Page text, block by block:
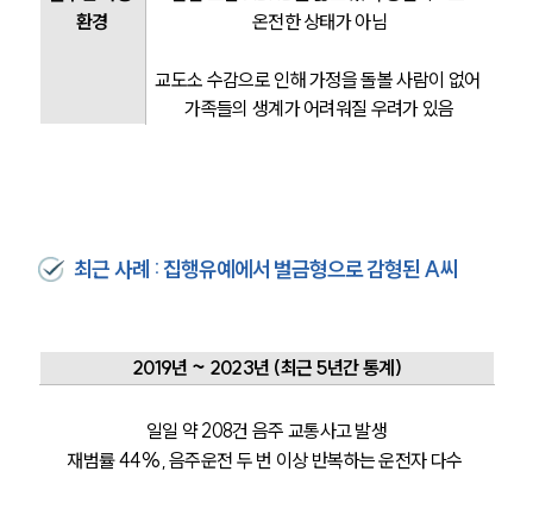
환경
온전한 상태가 아님
교도소 수감으로 인해 가정을 돌볼 사람이 없어
가족들의 생계가 어려워질 우려가 있음
최근 사례 : 집행유예에서 벌금형으로 감형된 A씨
2019년 ~ 2023년 (최근 5년간 통계)
일일 약 208건 음주 교통사고 발생
재범률 44%, 음주운전 두 번 이상 반복하는 운전자 다수